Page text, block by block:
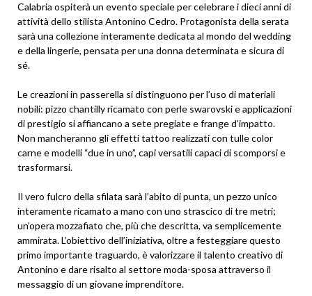
Calabria ospiterà un evento speciale per celebrare i dieci anni di
attività dello stilista Antonino Cedro. Protagonista della serata
sarà una collezione interamente dedicata al mondo del wedding
e della lingerie, pensata per una donna determinata e sicura di
sé.
Le creazioni in passerella si distinguono per l’uso di materiali
nobili: pizzo chantilly ricamato con perle swarovski e applicazioni
di prestigio si affiancano a sete pregiate e frange d’impatto.
Non mancheranno gli effetti tattoo realizzati con tulle color
carne e modelli “due in uno”, capi versatili capaci di scomporsi e
trasformarsi.
Il vero fulcro della sfilata sarà l’abito di punta, un pezzo unico
interamente ricamato a mano con uno strascico di tre metri;
un’opera mozzafiato che, più che descritta, va semplicemente
ammirata. L’obiettivo dell’iniziativa, oltre a festeggiare questo
primo importante traguardo, è valorizzare il talento creativo di
Antonino e dare risalto al settore moda-sposa attraverso il
messaggio di un giovane imprenditore.